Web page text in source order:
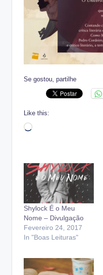
Se gostou, partilhe
Like this:
Loading…
Shylock É o Meu
Nome – Divulgação
Fevereiro 24, 2017
In "Boas Leituras"